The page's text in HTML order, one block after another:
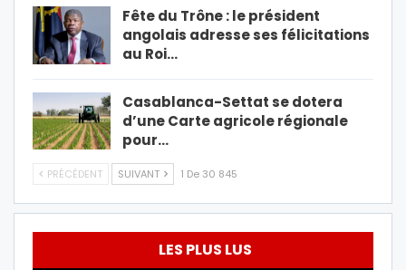
Fête du Trône : le président
angolais adresse ses félicitations
au Roi…
Casablanca-Settat se dotera
d’une Carte agricole régionale
pour…
PRÉCÉDENT SUIVANT 1 De 30 845
LES PLUS LUS